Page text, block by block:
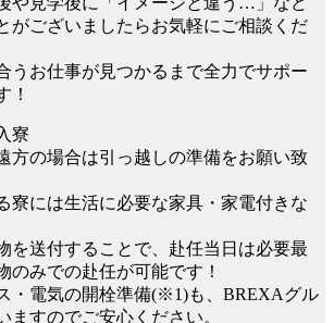
がございましたらお気軽にご相談くだ
うお仕事が見つかるまで全力でサポー
！
寮
方の場合は引っ越しの準備をお願い致
寮には生活に必要な家具・家電付きな
を送付することで、赴任当日は必要最
のみでの赴任が可能です！
・電気の開栓準備(※1)も、BREXAグル
ますのでご安心ください。